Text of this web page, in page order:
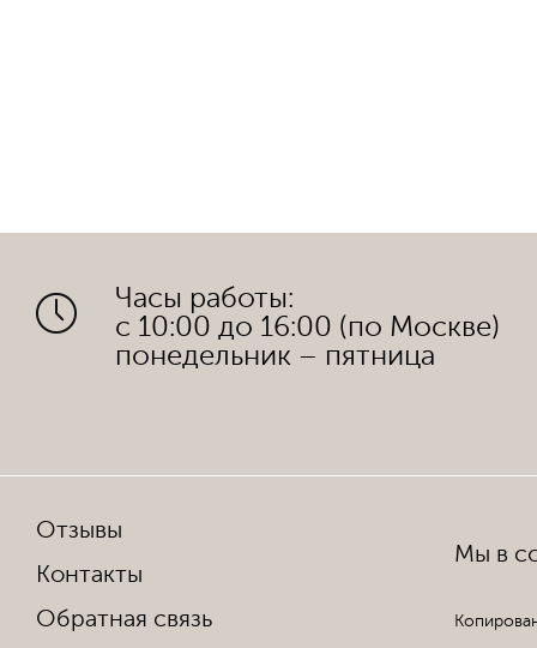
Часы работы:
с 10:00 до 16:00 (по Москве)
понедельник – пятница
Отзывы
Контакты
Обратная связь
Мы в